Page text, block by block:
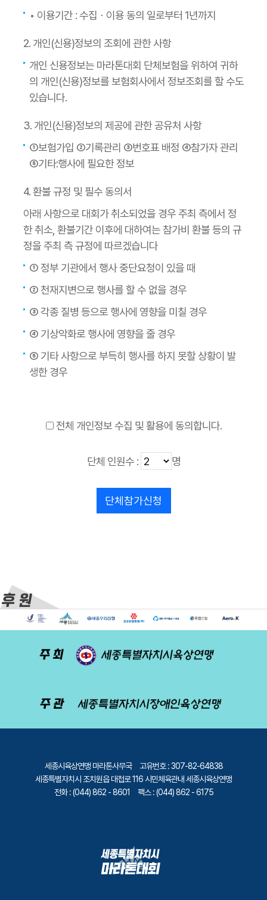
◦ 이용기간 : 수집ㆍ이용 동의 일로부터 1년까지
2. 개인(신용)정보의 조회에 관한 사항
개인 신용정보는 마라톤대회 단체보험을 위하여 귀하
의 개인(신용)정보를 보험회사에서 정보조회를 할 수도
있습니다.
3. 개인(신용)정보의 제공에 관한 공유처 사항
①보험가입 ②기록관리 ③번호표 배정 ④참가자 관리
⑤기타:행사에 필요한 정보
4. 환불 규정 및 필수 동의서
아래 사항으로 대회가 취소되었을 경우 주최 측에서 정
한 취소, 환불기간 이후에 대하여는 참가비 환불 등의 규
정을 주최 측 규정에 따르겠습니다
① 정부 기관에서 행사 중단요청이 있을 때
② 천재지변으로 행사를 할 수 없을 경우
③ 각종 질병 등으로 행사에 영향을 미칠 경우
④ 기상악화로 행사에 영향을 줄 경우
⑤ 기타 사항으로 부득히 행사를 하지 못할 상황이 발
생한 경우
전체 개인정보 수집 및 활용에 동의합니다.
단체 인원수 : 명
단체참가신청
세종시육상연맹 마라톤사무국
고유번호 : 307-82-64838
세종특별자치시 조치원읍 대첩로 116 시민체육관내 세종시육상연맹
전화 : (044) 862 - 8601
팩스 : (044) 862 - 6175